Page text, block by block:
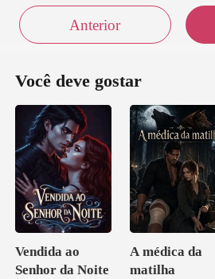
Anterior
Você deve gostar
Vendida ao
Senhor da Noite
A médica da
matilha